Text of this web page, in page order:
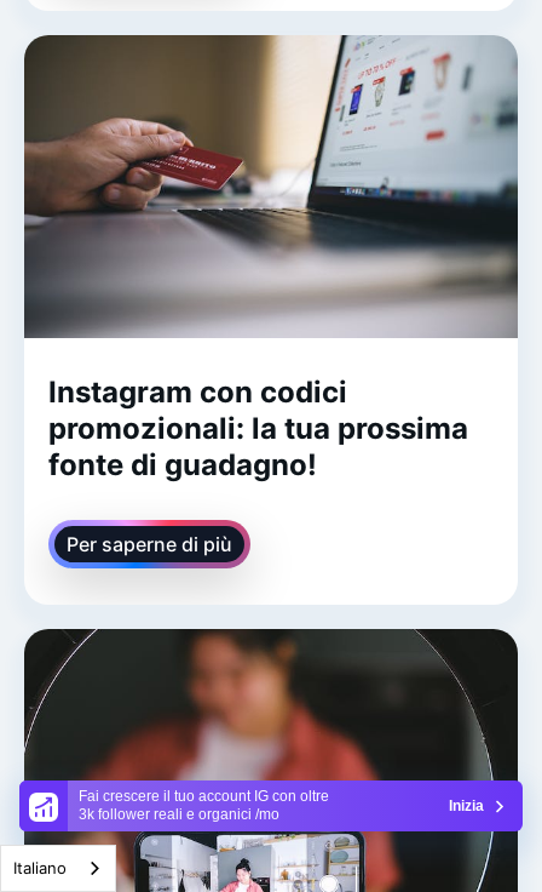
Fai crescere il tuo account IG con oltre
3k follower reali e organici /mo
Inizia
Instagram con codici
promozionali: la tua prossima
fonte di guadagno!
Per saperne di più
Italiano